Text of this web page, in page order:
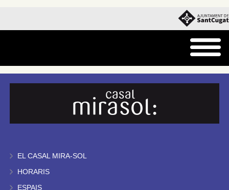
EL CASAL MIRA-SOL
HORARIS
ESPAIS